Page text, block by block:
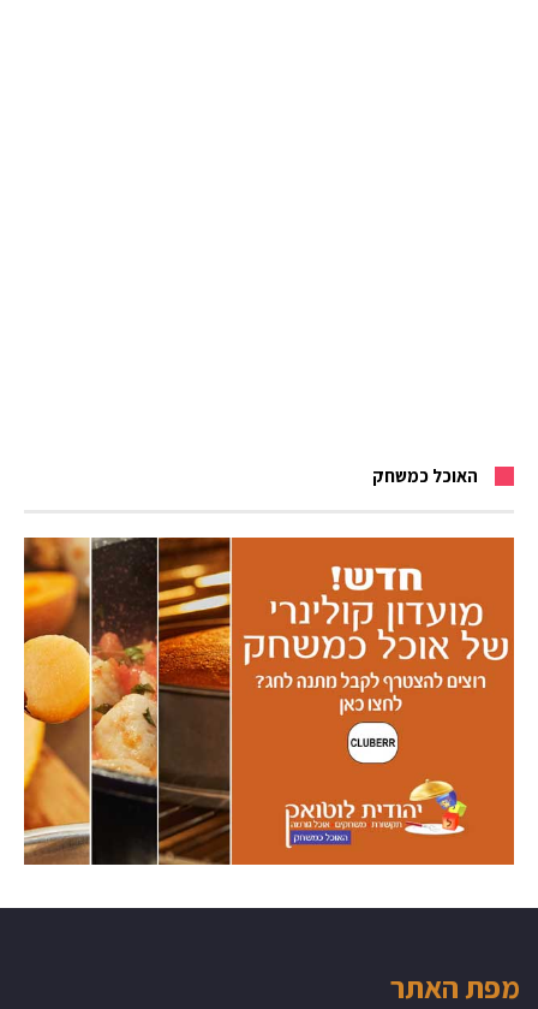
האוכל כמשחק
מפת האתר